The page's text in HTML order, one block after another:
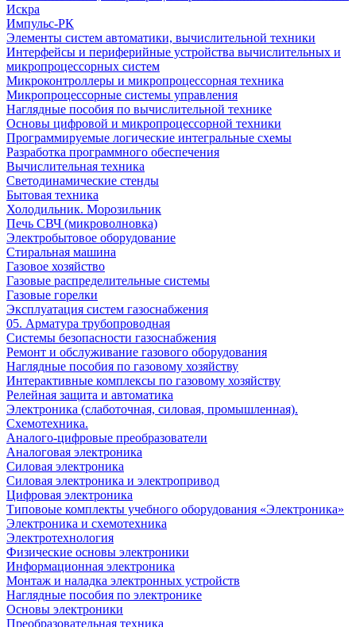
Искра
Импульс-РК
Элементы систем автоматики, вычислительной техники
Интерфейсы и периферийные устройства вычислительных и
микропроцессорных систем
Микроконтроллеры и микропроцессорная техника
Микропроцессорные системы управления
Наглядные пособия по вычислительной технике
Основы цифровой и микропроцессорной техники
Программируемые логические интегральные схемы
Разработка программного обеспечения
Вычислительная техника
Светодинамические стенды
Бытовая техника
Холодильник. Морозильник
Печь СВЧ (микроволновка)
Электробытовое оборудование
Стиральная машина
Газовое хозяйство
Газовые распределительные системы
Газовые горелки
Эксплуатация систем газоснабжения
05. Арматура трубопроводная
Системы безопасности газоснабжения
Ремонт и обслуживание газового оборудования
Наглядные пособия по газовому хозяйству
Интерактивные комплексы по газовому хозяйству
Релейная защита и автоматика
Электроника (слаботочная, силовая, промышленная).
Схемотехника.
Аналого-цифровые преобразователи
Аналоговая электроника
Cиловая электроника
Cиловая электроника и электропривод
Цифровая электроника
Типовоые комплекты учебного оборудования «Электроника»
Электроника и схемотехника
Электротехнология
Физические основы электроники
Информационная электроника
Монтаж и наладка электронных устройств
Наглядные пособия по электронике
Основы электроники
Преобразовательная техника